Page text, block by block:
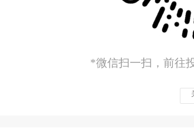
*微信扫一扫，前往